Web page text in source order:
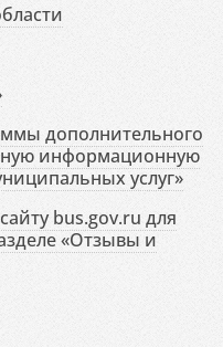
дополнительного
информационную
услуг»
bus.gov.ru для
«Отзывы и